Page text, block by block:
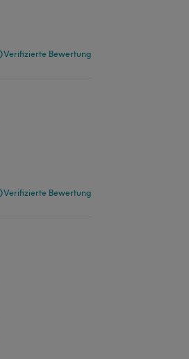
Verifizierte Bewertung
Verifizierte Bewertung